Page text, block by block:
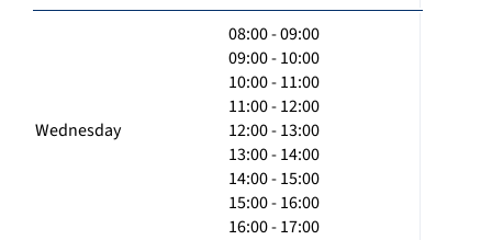
Wednesday
08:00 - 09:00
09:00 - 10:00
10:00 - 11:00
11:00 - 12:00
12:00 - 13:00
13:00 - 14:00
14:00 - 15:00
15:00 - 16:00
16:00 - 17:00